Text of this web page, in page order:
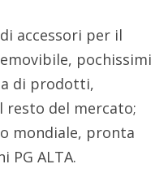
accessori per il
pochissimi
di prodotti,
resto del mercato;
mondiale, pronta
PG ALTA.